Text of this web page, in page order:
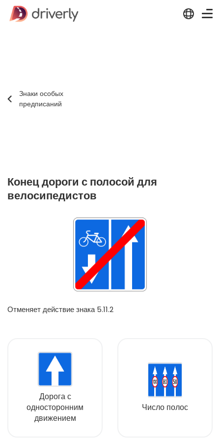
Знаки особых
предписаний
Конец дороги с полосой для
велосипедистов
Отменяет действие знака 5.11.2
Дорога с
односторонним
движением
Число полос